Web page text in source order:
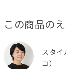
この商品の
スタイ
コ）